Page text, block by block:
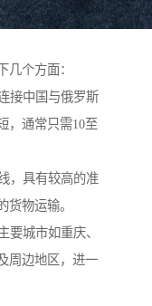
个方面：
接中国与俄罗斯
，通常只需10至
，具有较高的准
货物运输。
要城市如重庆、
周边地区，进一